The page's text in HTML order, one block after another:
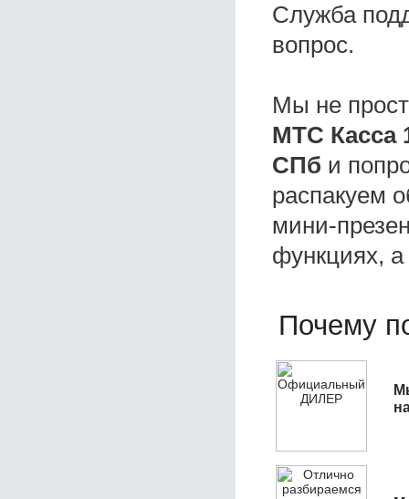
Служба
вопрос.
Мы не
МТС Касса
СПб и
распакуем
мини-
функциях,
Почему